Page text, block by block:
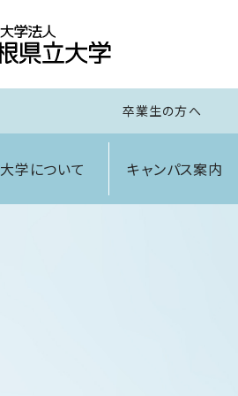
卒業生の方へ
大学について キャンパス案内